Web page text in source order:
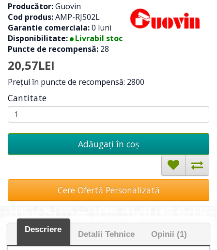
Producător:Guovin
Cod produs:AMP-RJ502L
Garantie comerciala:0 luni
Disponibilitate:
Livrabil stoc
Puncte de recompensă: 28
20,57LEI
Preţul în puncte de recompensă: 2800
Cantitate
Adăugați în coş
Cere Ofertă Personalizată
Descriere
Detalii Tehnice Opinii (1)